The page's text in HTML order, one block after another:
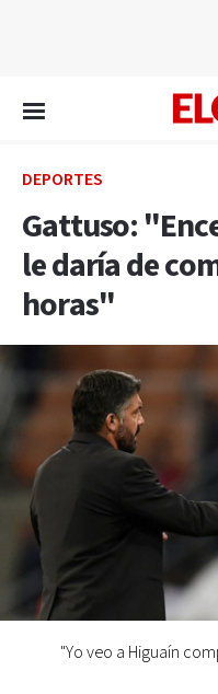
DEPORTES
Gattuso:
le daría de
horas"
"Yo veo a Higuaín